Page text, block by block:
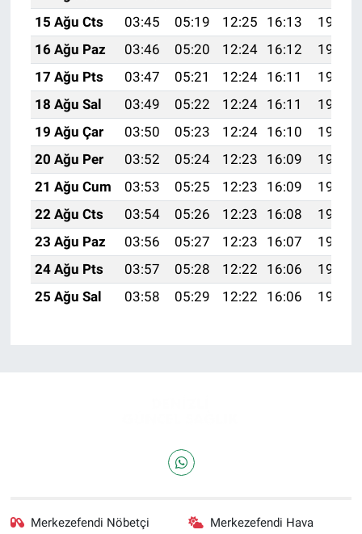
15 Ağu Cts
03:45 05:19 12:25 16:13
19:20
16 Ağu Paz
03:46 05:20 12:24 16:12
19:18
17 Ağu Pts
03:47 05:21 12:24 16:11
19:17
18 Ağu Sal
03:49 05:22 12:24 16:11
19:16
19 Ağu Çar
03:50 05:23 12:24 16:10
19:14
20 Ağu Per
03:52 05:24 12:23 16:09
19:13
21 Ağu Cum
03:53 05:25 12:23 16:09
19:11
22 Ağu Cts
03:54 05:26 12:23 16:08
19:10
23 Ağu Paz
03:56 05:27 12:23 16:07
19:08
24 Ağu Pts
03:57 05:28 12:22 16:06
19:07
25 Ağu Sal
03:58 05:29 12:22 16:06 19:05
Merkezefendi Nöbetçi
Merkezefendi Hava